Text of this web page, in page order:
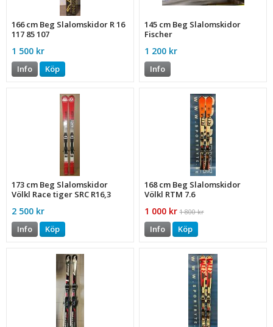
166 cm Beg Slalomskidor R 16
117 85 107
1 500 kr
Info Köp
145 cm Beg Slalomskidor
Fischer
1 200 kr
Info
173 cm Beg Slalomskidor
Völkl Race tiger SRC R16,3
2 500 kr
Info Köp
168 cm Beg Slalomskidor
Völkl RTM 7.6
1 000 kr 1 800 kr
Info Köp